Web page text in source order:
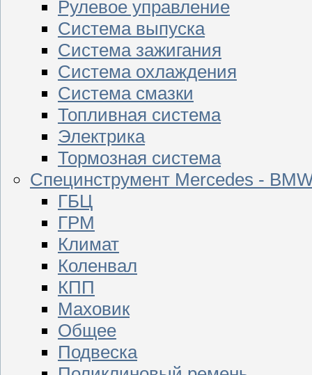
Рулевое управление
Система выпуска
Система зажигания
Система охлаждения
Система смазки
Топливная система
Электрика
Тормозная система
Специнструмент Mercedes -
ГБЦ
ГРМ
Климат
Коленвал
КПП
Маховик
Общее
Подвеска